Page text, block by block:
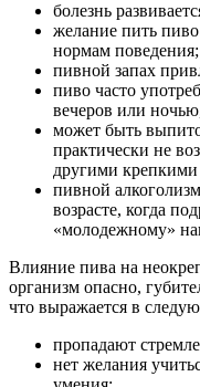
болезнь
желание пить
нормам поведения;
пивной запах
пиво часто
вечеров или
может быть
практически не
другими
пивной
возрасте, когда
«молодежному»
Влияние пива на
организм опасно,
что выражается в
пропадают
нет желания